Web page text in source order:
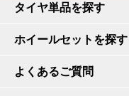
タイヤ単品を探す
ホイールセットを探す
よくあるご質問